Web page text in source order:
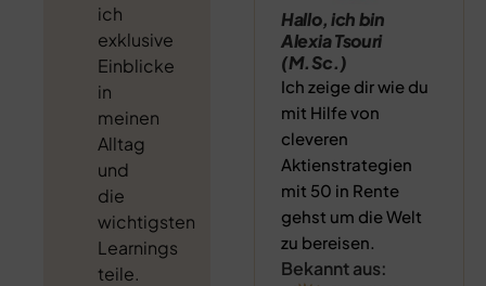
ich
exklusive
Einblicke
in
meinen
Alltag
und
die
wichtigsten
Learnings
teile.
Hallo, ich bin
Alexia Tsouri
(M.Sc.)
Ich zeige dir wie du
mit Hilfe von
cleveren
Aktienstrategien
mit 50 in Rente
gehst um die Welt
zu bereisen.
Bekannt aus: